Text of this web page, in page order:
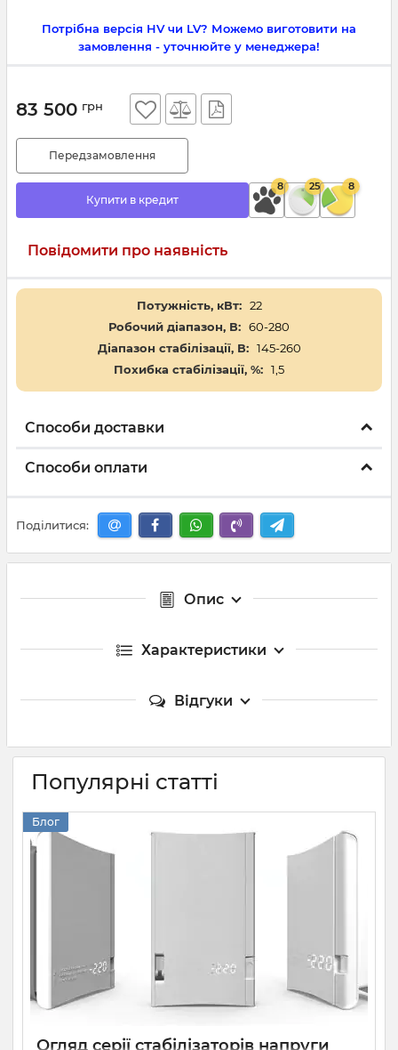
Потрібна версія HV чи LV? Можемо виготовити на
замовлення - уточнюйте у менеджера!
83 500 грн
Передзамовлення
Купити в кредит
8 25 8
Повідомити про наявність
Потужність, кВт: 22
Робочий діапазон, В: 60-280
Діапазон стабілізації, В: 145-260
Похибка стабілізації, %: 1,5
Способи доставки
Способи оплати
Поділитися:
Опис
Характеристики
Відгуки
Популярні статті
Блог
Огляд серії стабілізаторів напруги